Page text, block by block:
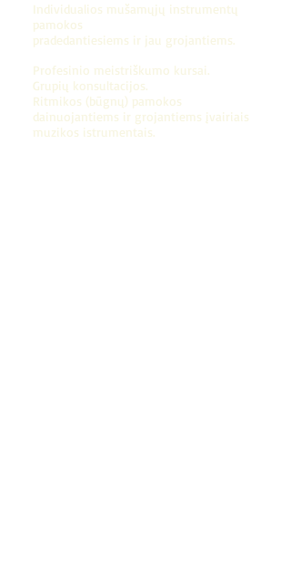
Individualios mušamųjų instrumentų
pamokos
pradedantiesiems ir jau grojantiems.
Profesinio meistriškumo kursai.
Grupių konsultacijos.
Ritmikos (būgnų) pamokos
dainuojantiems ir grojantiems įvairiais
muzikos istrumentais.